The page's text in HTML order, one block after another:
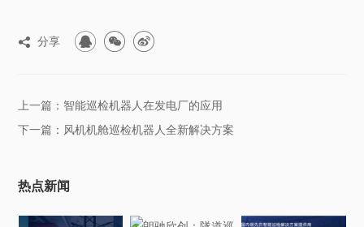
 分享   
上一篇：智能巡检机器人在发电厂的应用
下一篇：风机机舱巡检机器人全新解决方案
热点新闻